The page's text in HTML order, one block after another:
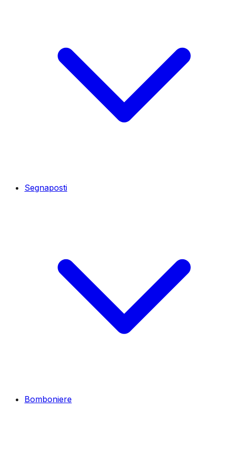
Segnaposti
Bomboniere